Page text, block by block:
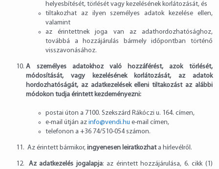
helyesbítését, törlését vagy kezelésének korlátozását, és
tiltakozhat az ilyen személyes adatok kezelése ellen,
valamint
az érintettnek joga van az adathordozhatósághoz,
továbbá a hozzájárulás bármely időpontban történő
visszavonásához.
A személyes adatokhoz való hozzáférést, azok törlését,
módosítását, vagy kezelésének korlátozását, az adatok
hordozhatóságát, az adatkezelések elleni tiltakozást az alábbi
módokon tudja érintett kezdeményezni:
postai úton a 7100. Szekszárd Rákóczi u. 164. címen,
e-mail útján azinfo@vendi.hu e-mail címen,
telefonon a+36 74/510-054számon.
Az érintett bármikor,ingyenesen leiratkozhata hírlevélről.
Az adatkezelés jogalapja: az érintett hozzájárulása, 6. cikk (1)